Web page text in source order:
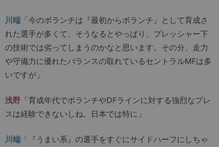
川端 「今のボランチは『最初からボランチ』として育成さ
れた選手が多くて、そうなるとやっぱり、プレッシャー下
の技術では劣ってしまうのかなと思います。その分、走力
や守備力に優れたバランスの取れているセントラルMFは多
いですが」
浅野 「育成年代でボランチやDFラインに対する強烈なプレ
スは経験できないしね。日本では特に」
川端 「『うまい系』の選手をすぐにサイドハーフにしちゃ